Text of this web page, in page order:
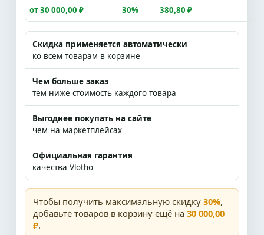
от 30 000,00 ₽ 30% 380,80 ₽
Скидка применяется автоматически
ко всем товарам в корзине
Чем больше заказ
тем ниже стоимость каждого товара
Выгоднее покупать на сайте
чем на маркетплейсах
Официальная гарантия
качества Vlotho
Чтобы получить максимальную скидку 30%,
добавьте товаров в корзину ещё на 30 000,00
₽.